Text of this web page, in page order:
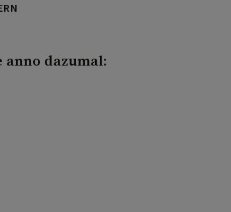
dazumal: